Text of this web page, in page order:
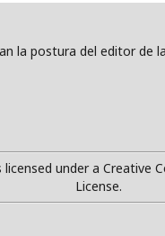
la postura del editor de
licensed under a Creative
License.